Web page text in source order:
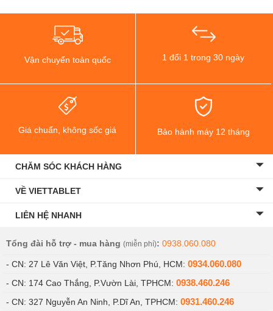
Vận chuyển toàn quốc 1 đổi 1 trong 30 ngày
Giá chuẩn, không sốc giá Bảo hành máy 12 tháng
CHĂM SÓC KHÁCH HÀNG
VỀ VIETTABLET
LIÊN HỆ NHANH
Tổng đài hỗ trợ - mua hàng (miễn phí): 0938.060.080
- CN: 27 Lê Văn Việt, P.Tăng Nhơn Phú, HCM: 0934.060.080
- CN: 174 Cao Thắng, P.Vườn Lài, TPHCM: 0938.460.246
- CN: 327 Nguyễn An Ninh, P.Dĩ An, TPHCM: 0931.460.246